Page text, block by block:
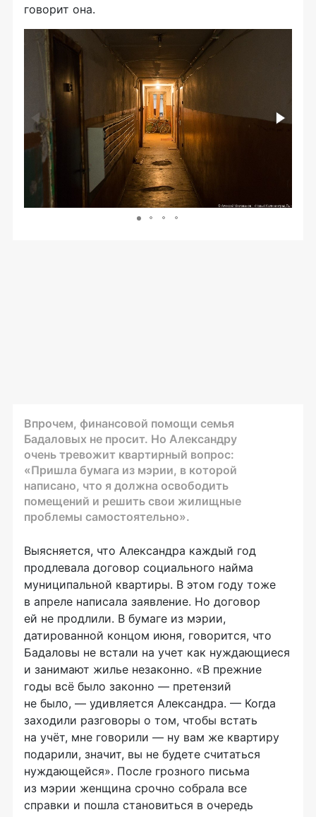
говорит она.
Впрочем, финансовой помощи семья
Бадаловых не просит. Но Александру
очень тревожит квартирный вопрос:
«Пришла бумага из мэрии, в которой
написано, что я должна освободить
помещений и решить свои жилищные
проблемы самостоятельно».
Выясняется, что Александра каждый год
продлевала договор социального найма
муниципальной квартиры. В этом году тоже
в апреле написала заявление. Но договор
ей не продлили. В бумаге из мэрии,
датированной концом июня, говорится, что
Бадаловы не встали на учет как нуждающиеся
и занимают жилье незаконно. «В прежние
годы всё было законно — претензий
не было, — удивляется Александра. — Когда
заходили разговоры о том, чтобы встать
на учёт, мне говорили — ну вам же квартиру
подарили, значит, вы не будете считаться
нуждающейся». После грозного письма
из мэрии женщина срочно собрала все
справки и пошла становиться в очередь